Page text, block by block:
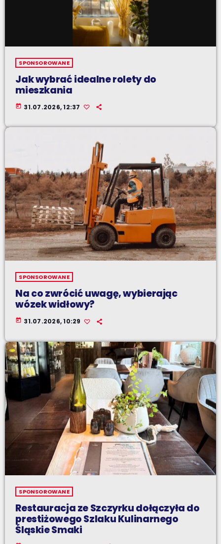
SPONSOROWANE
Jak wybrać idealne rolety do
mieszkania
today 31.07.2026, 12:37
SPONSOROWANE
Na co zwrócić uwagę, wybierając
wózek widłowy?
today 31.07.2026, 10:29
SPONSOROWANE
Restauracja ze Szczyrku dołączyła do
prestiżowego Szlaku Kulinarnego
Śląskie Smaki